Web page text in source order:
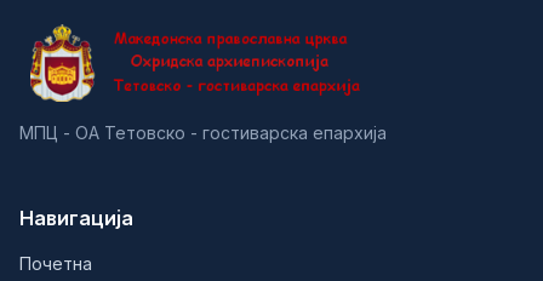
МПЦ - ОА Тетовско - гостиварска епархија
Навигација
Почетна